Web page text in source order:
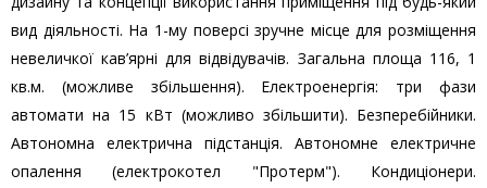
вид діяльності. На 1-му поверсі зручне місце для розміщення
невеличкої кав’ярні для відвідувачів. Загальна площа 116, 1
кв.м. (можливе збільшення). Електроенергія: три фази
автомати на 15 кВт (можливо збільшити). Безперебійники.
Автономна електрична підстанція. Автономне електричне
опалення (електрокотел "Протерм"). Кондиціонери.